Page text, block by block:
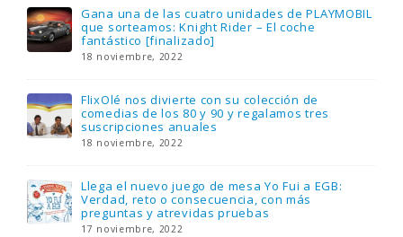
Gana una de las cuatro unidades de PLAYMOBIL
que sorteamos: Knight Rider – El coche
fantástico [finalizado]
18 noviembre, 2022
FlixOlé nos divierte con su colección de
comedias de los 80 y 90 y regalamos tres
suscripciones anuales
18 noviembre, 2022
Llega el nuevo juego de mesa Yo Fui a EGB:
Verdad, reto o consecuencia, con más
preguntas y atrevidas pruebas
17 noviembre, 2022